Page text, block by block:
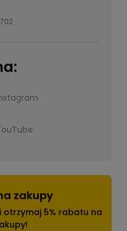
zakupy
otrzymaj 5% rabatu na